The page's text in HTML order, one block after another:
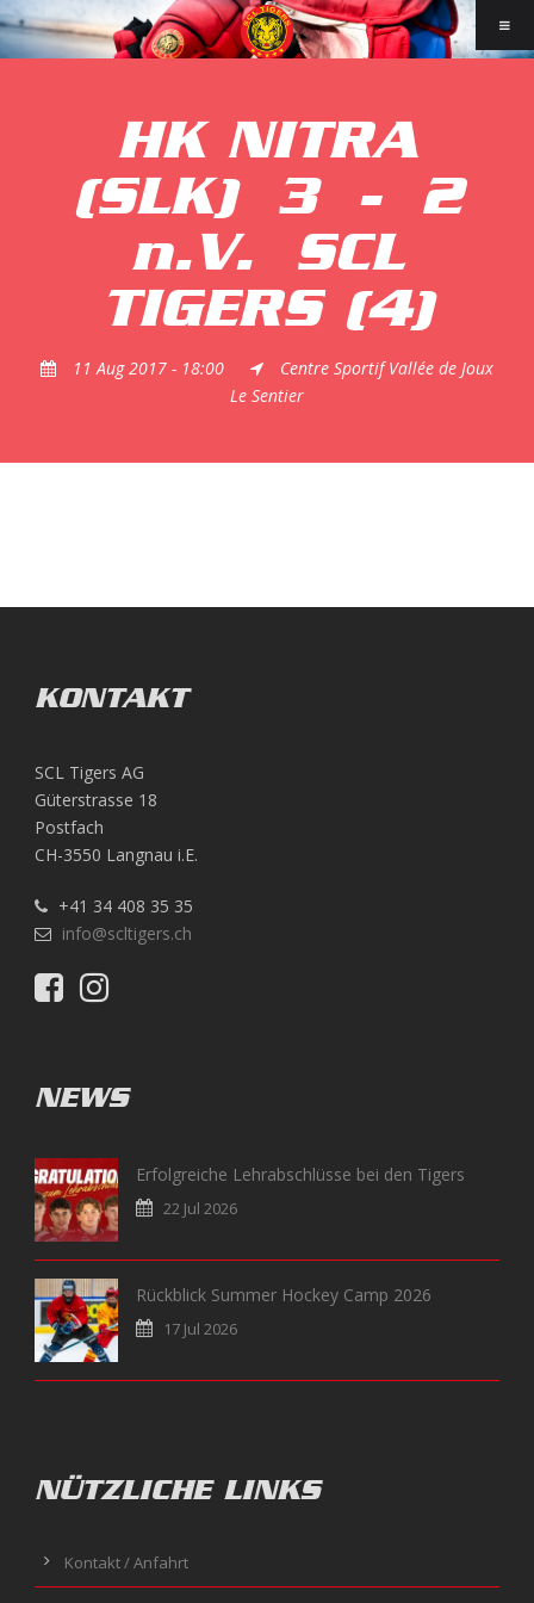
HK NITRA
(SLK)
3 -
2
n.V.
SCL
TIGERS (4)
11 Aug 2017 - 18:00
Centre Sportif Vallée de Joux
Le Sentier
KONTAKT
SCL Tigers AG
Güterstrasse 18
Postfach
CH-3550 Langnau i.E.
+41 34 408 35 35
info@scltigers.ch
NEWS
Erfolgreiche Lehrabschlüsse bei den Tigers
22 Jul 2026
Rückblick Summer Hockey Camp 2026
17 Jul 2026
NÜTZLICHE LINKS
Kontakt / Anfahrt